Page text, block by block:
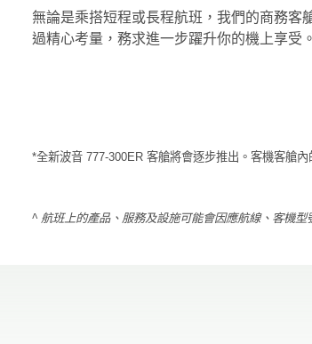
無論是乘搭短程或長程航班，我們的商務客
過精心考量，務求進一步躍升你的機上享受。
*全新波音 777-300ER 客艙將會逐步推出。客機客艙
^ 航班上的產品、服務及設施可能會因應航線、客機